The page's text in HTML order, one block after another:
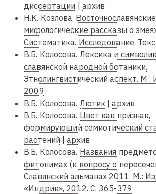
диссертации
архив
Н.К. Козлова. Восточнославянские
мифологические рассказы о
Систематика. Исследование.
В.Б. Колосова. Лексика и
славянской народной ботаники.
Этнолингвистический аспект. М.:
2009
В.Б. Колосова. Лютик
архив
В.Б. Колосова. Цвет как признак,
формирующий семиотический
растений
архив
В.Б. Колосова. Названия
фитонимах (к вопросу о
Славянский альманах 2011. М.:
«Индрик», 2012. С. 365-379